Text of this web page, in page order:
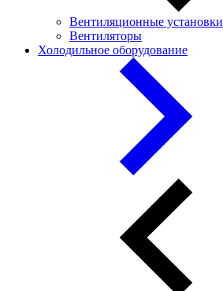
Вентиляционные установки
Вентиляторы
Холодильное оборудование